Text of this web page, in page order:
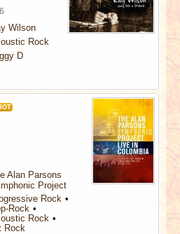
Wilson
Rock
D
Alan Parsons
Project
Rock
Rock
Rock
Rock